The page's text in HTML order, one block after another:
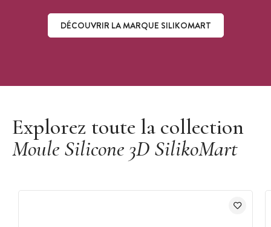
DÉCOUVRIR LA MARQUE SILIKOMART
Explorez toute la collection
Moule Silicone 3D SilikoMart